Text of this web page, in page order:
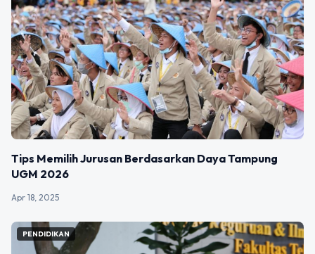
Tips Memilih Jurusan Berdasarkan Daya Tampung
UGM 2026
Apr 18, 2025
PENDIDIKAN